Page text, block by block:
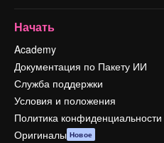
Начать
Academy
Документация по Пакету ИИ
Служба поддержки
Условия и положения
Политика конфиденциальности
Оригиналы Новое